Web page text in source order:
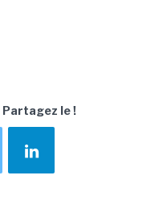
Partagez le !